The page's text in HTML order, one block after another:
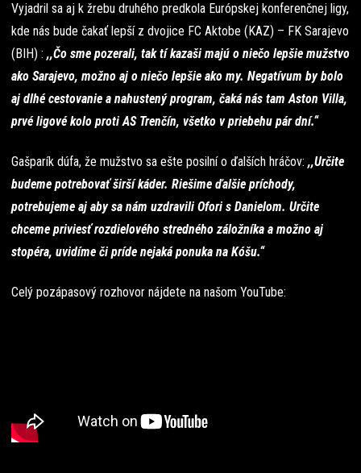
Vyjadril sa aj k žrebu druhého predkola Európskej konferenčnej ligy,
kde nás bude čakať lepší z dvojice FC Aktobe (KAZ) – FK Sarajevo
(BIH) : ,,Čo sme pozerali, tak tí kazaši majú o niečo lepšie mužstvo
ako Sarajevo, možno aj o niečo lepšie ako my. Negatívum by bolo
aj dlhé cestovanie a nahustený program, čaká nás tam Aston Villa,
prvé ligové kolo proti AS Trenčín, všetko v priebehu pár dní.“
Gašparík dúfa, že mužstvo sa ešte posilní o ďalších hráčov: ,,Určite
budeme potrebovať širší káder. Riešime ďalšie príchody,
potrebujeme aj aby sa nám uzdravili Ofori s Danielom. Určite
chceme priviesť rozdielového stredného záložníka a možno aj
stopéra, uvidíme či príde nejaká ponuka na Kóšu.“
Celý pozápasový rozhovor nájdete na našom YouTube: